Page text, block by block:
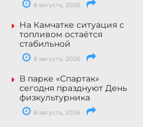
8 августа, 2026
На Камчатке ситуация с
топливом остаётся
стабильной
8 августа, 2026
В парке «Спартак»
сегодня празднуют День
физкультурника
8 августа, 2026